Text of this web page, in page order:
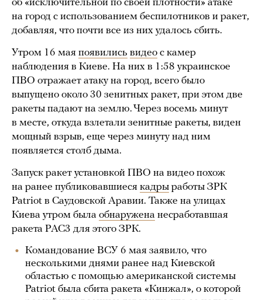
об «исключительной по своей плотности» атаке
на город с использованием беспилотников и ракет,
добавляя, что почти все из них удалось сбить.
Утром 16 мая появились видео с камер
наблюдения в Киеве. На них в 1:58 украинское
ПВО отражает атаку на город, всего было
выпущено около 30 зенитных ракет, при этом две
ракеты падают на землю. Через восемь минут
в месте, откуда взлетали зенитные ракеты, виден
мощный взрыв, еще через минуту над ним
появляется столб дыма.
Запуск ракет установкой ПВО на видео похож
на ранее публиковавшиеся кадры работы ЗРК
Patriot в Саудовской Аравии. Также на улицах
Киева утром была обнаружена несработавшая
ракета PAC3 для этого ЗРК.
Командование ВСУ 6 мая заявило, что
несколькими днями ранее над Киевской
областью с помощью американской системы
Patriot была сбита ракета «Кинжал», о которой